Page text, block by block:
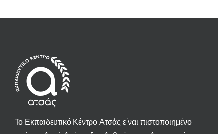
Το Εκπαιδευτικό Κέντρο Ατσάς είναι πιστοποιημένο